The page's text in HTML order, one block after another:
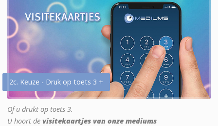
2c. Keuze - Druk op toets 3 +
Of u drukt op toets 3.
U hoort de visitekaartjes van onze mediums